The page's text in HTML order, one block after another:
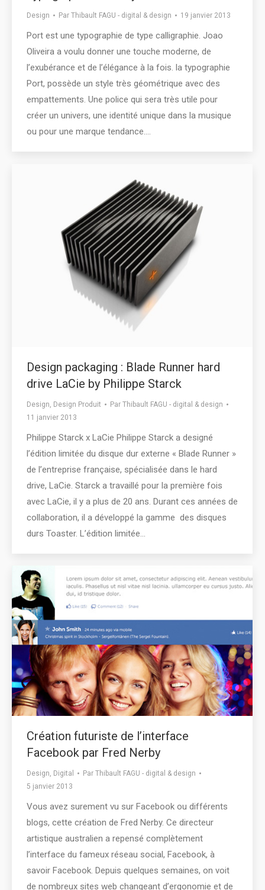
Design Par Thibault FAGU - digital & design 19 janvier 2013
Port est une typographie de type calligraphie. Joao
Oliveira a voulu donner une touche moderne, de
l’exubérance et de l’élégance à la fois. la typographie
Port, possède un style très géométrique avec des
empattements. Une police qui sera très utile pour
créer un univers, une identité unique dans la musique
ou pour une marque tendance.…
Design packaging : Blade Runner hard
drive LaCie by Philippe Starck
Design, Design Produit Par Thibault FAGU - digital & design
11 janvier 2013
Philippe Starck x LaCie Philippe Starck a designé
l’édition limitée du disque dur externe « Blade Runner »
de l’entreprise française, spécialisée dans le hard
drive, LaCie. Starck a travaillé pour la première fois
avec LaCie, il y a plus de 20 ans. Durant ces années de
collaboration, il a développé la gamme des disques
durs Toaster. L’édition limitée…
Création futuriste de l’interface
Facebook par Fred Nerby
Design, Digital Par Thibault FAGU - digital & design
5 janvier 2013
Vous avez surement vu sur Facebook ou différents
blogs, cette création de Fred Nerby. Ce directeur
artistique australien a repensé complètement
l’interface du fameux réseau social, Facebook, à
savoir Facebook. Depuis quelques semaines, on voit
de nombreux sites web changeant d’ergonomie et de